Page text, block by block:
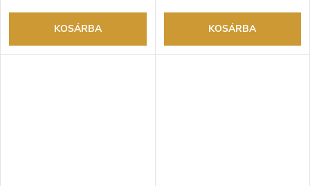
KOSÁRBA KOSÁRBA